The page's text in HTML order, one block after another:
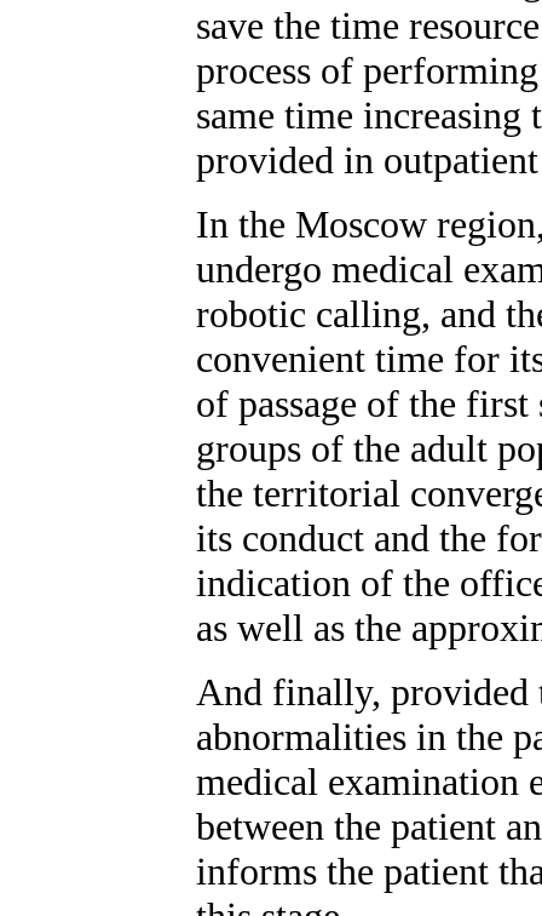
save the time
process of
same time increasing
provided in
In the Moscow
undergo medical
robotic calling, and
convenient time for
of passage of the
groups of the adult
the territorial
its conduct and the
indication of the
as well as the
And finally, provided
abnormalities in the
medical examination
between the patient
informs the patient